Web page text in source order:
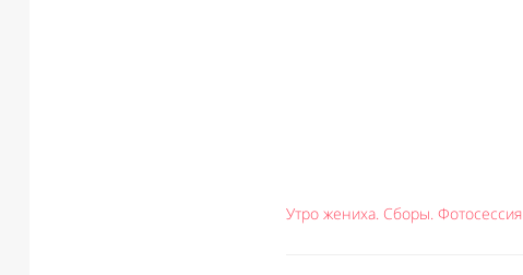
Утро жениха. Сборы. Фотосессия